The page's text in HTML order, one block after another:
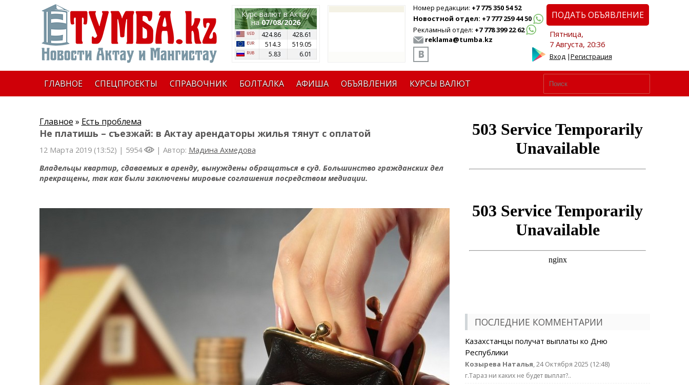
Курс валют в Актау
на07/08/2026
424.86
428.61
514.3
519.05
5.83
6.01
Номер редакции: +7 775 350 54 52
Новостной отдел: +7 777 259 44 50
Рекламный отдел: +7 778 399 22 62
reklama@tumba.kz
ПОДАТЬ ОБЪЯВЛЕНИЕ
Пятница,
7 Августа, 20:36
Вход|Регистрация
ГЛАВНОЕ СПЕЦПРОЕКТЫ СПРАВОЧНИК БОЛТАЛКА АФИША ОБЪЯВЛЕНИЯ КУРСЫ ВАЛЮТ
Главное » Есть проблема
Не платишь – съезжай: в Актау арендаторы жилья тянут с оплатой
12 Марта 2019 (13:52) | 5954 | Автор: Мадина Ахмедова
Владельцы квартир, сдаваемых в аренду, вынуждены обращаться в суд. Большинство гражданских дел
прекращены, так как были заключены мировые соглашения посредством медиации.
ПОСЛЕДНИЕ КОММЕНТАРИИ
Казахстанцы получат выплаты ко Дню
Республики
Козырева Наталья, 24 Октября 2025 (12:48)
г.Тараз ни каких не будет выплат?..